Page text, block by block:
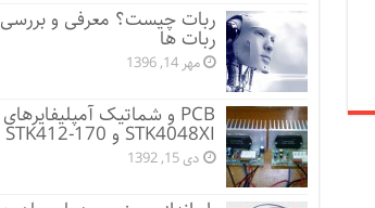
ربات چیست؟ معرفی و بررسی
ربات ها
مهر 14, 1396
PCB و شماتیک آمپلیفایرهای
STK4048XI و STK412-170
دی 15, 1392